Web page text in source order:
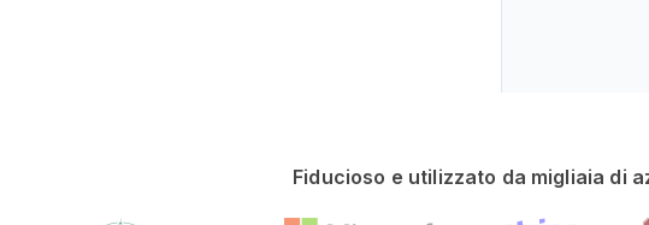
Fiducioso e utilizzato da migliaia di